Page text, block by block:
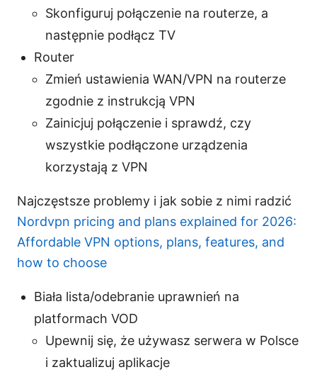
Skonfiguruj połączenie na routerze, a
następnie podłącz TV
Router
Zmień ustawienia WAN/VPN na routerze
zgodnie z instrukcją VPN
Zainicjuj połączenie i sprawdź, czy
wszystkie podłączone urządzenia
korzystają z VPN
Najczęstsze problemy i jak sobie z nimi radzić
Nordvpn pricing and plans explained for 2026:
Affordable VPN options, plans, features, and
how to choose
Biała lista/odebranie uprawnień na
platformach VOD
Upewnij się, że używasz serwera w Polsce
i zaktualizuj aplikacje